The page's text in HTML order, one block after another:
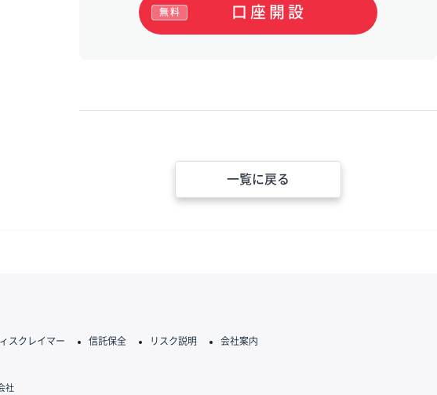
口座開設
無料
一覧に戻る
スクレイマー 信託保全 リスク説明 会社案内
社